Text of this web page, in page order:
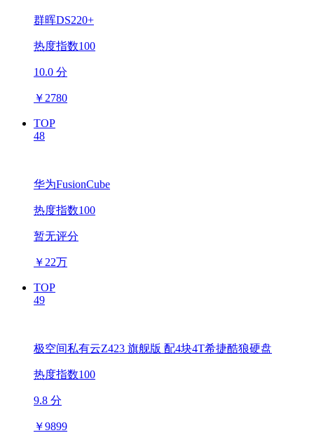
群晖DS220+
热度指数100
10.0 分
￥ 2780
TOP
48
华为FusionCube
热度指数100
暂无评分
￥ 22万
TOP
49
极空间私有云Z423 旗舰版 配4块4T希捷酷狼硬盘
热度指数100
9.8 分
￥9899